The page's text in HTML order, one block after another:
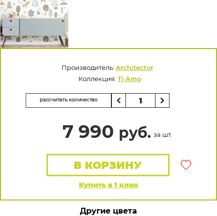
Производитель: Architector
Коллекция: Ti Amo
рассчитать количество
7 990 руб. за шт.
Купить в 1 клик
В КОРЗИНУ
Другие цвета